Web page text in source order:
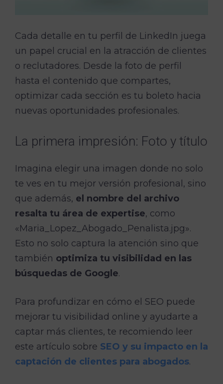
Cada detalle en tu perfil de LinkedIn juega
un papel crucial en la atracción de clientes
o reclutadores. Desde la foto de perfil
hasta el contenido que compartes,
optimizar cada sección es tu boleto hacia
nuevas oportunidades profesionales.
La primera impresión: Foto y título
Imagina elegir una imagen donde no solo
te ves en tu mejor versión profesional, sino
que además, el nombre del archivo
resalta tu área de expertise, como
«Maria_Lopez_Abogado_Penalista.jpg».
Esto no solo captura la atención sino que
también optimiza tu visibilidad en las
búsquedas de Google.
Para profundizar en cómo el SEO puede
mejorar tu visibilidad online y ayudarte a
captar más clientes, te recomiendo leer
este artículo sobre SEO y su impacto en la
captación de clientes para abogados.